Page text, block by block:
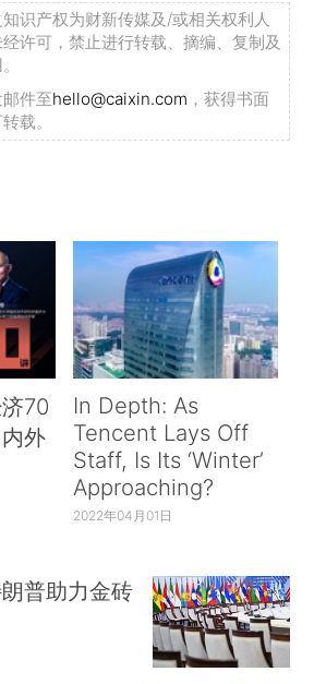
识产权为财新传媒及/或相关权利人
许可，禁止进行转载、摘编、复制及
件至hello@caixin.com ，获得书面
载。
70
外
In Depth: As
Tencent Lays Off
Staff, Is Its ‘Winter’
Approaching?
2022年04月01日
普助力金砖